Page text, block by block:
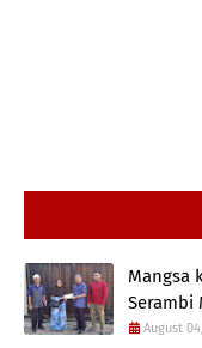
Mangsa
Serambi
August